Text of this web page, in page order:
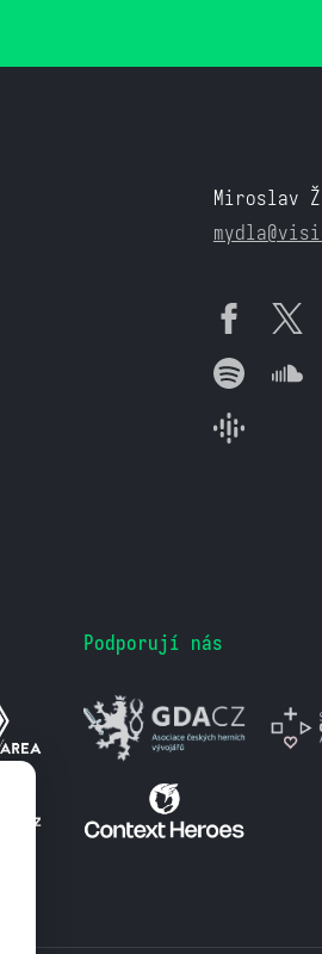
Miroslav
Podporují nás